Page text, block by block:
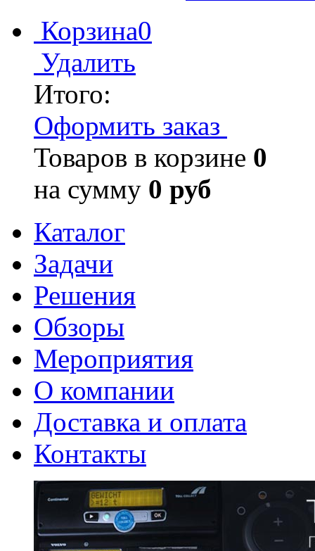
Корзина0
Удалить
Итого:
Оформить заказ
Товаров в корзине 0
на сумму 0 руб
Каталог
Задачи
Решения
Обзоры
Мероприятия
О компании
Доставка и оплата
Контакты